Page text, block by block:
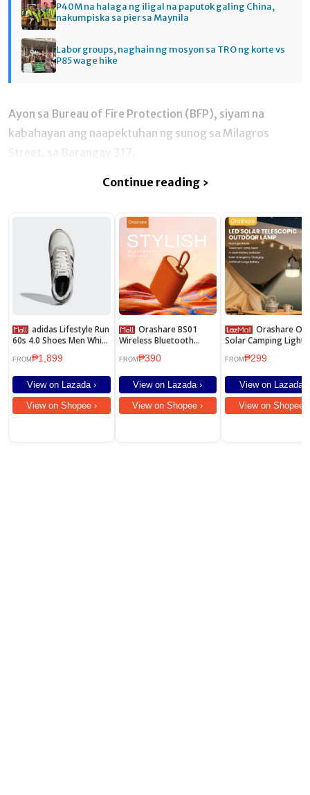
P40M na halaga ng iligal na paputok galing China,
nakumpiska sa pier sa Maynila
Labor groups, naghain ng mosyon sa TRO ng korte vs
P85 wage hike
Ayon sa Bureau of Fire Protection (BFP), siyam na
kabahayan ang naapektuhan ng sunog sa Milagros
Street, sa Barangay 317.
Continue reading ›
adidas Lifestyle Run
60s 4.0 Shoes Men White
FROM ₱1,899
View on Lazada ›
View on Shopee ›
Orashare BS01
Wireless Bluetooth
Portable TWS Speaker
Bluetooth Speaker
FROM ₱390
View on Lazada ›
View on Shopee ›
Solar Camping Light
Telescopic LED Lamp
Portable Emergency
Outdoor Light
FROM₱299
View on Lazada ›
View on Shopee ›